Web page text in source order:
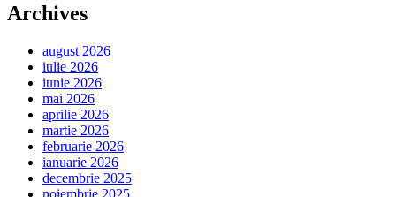
Archives
august 2026
iulie 2026
iunie 2026
mai 2026
aprilie 2026
martie 2026
februarie 2026
ianuarie 2026
decembrie 2025
noiembrie 2025